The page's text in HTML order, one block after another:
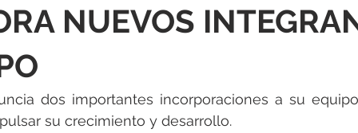
P096000 elektrotools-P041000 elektrotools-
P046000
NUEVOS
dos importantes incorporaciones a su
su crecimiento y desarrollo.